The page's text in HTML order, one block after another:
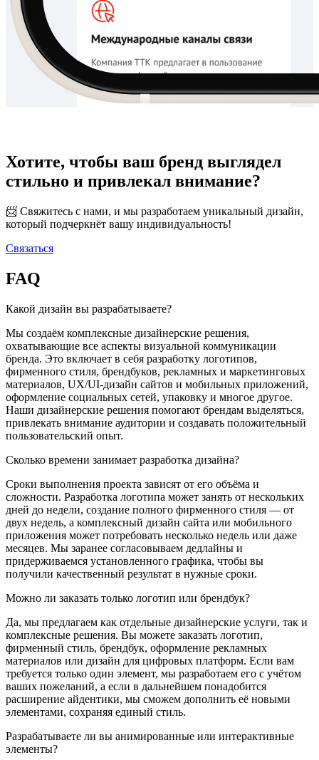
Хотите, чтобы ваш бренд выглядел
стильно и привлекал внимание?
📨 Свяжитесь с нами, и мы разработаем уникальный дизайн,
который подчеркнёт вашу индивидуальность!
Связаться
FAQ
Какой дизайн вы разрабатываете?
Мы создаём комплексные дизайнерские решения,
охватывающие все аспекты визуальной коммуникации
бренда. Это включает в себя разработку логотипов,
фирменного стиля, брендбуков, рекламных и маркетинговых
материалов, UX/UI-дизайн сайтов и мобильных приложений,
оформление социальных сетей, упаковку и многое другое.
Наши дизайнерские решения помогают брендам выделяться,
привлекать внимание аудитории и создавать положительный
пользовательский опыт.
Сколько времени занимает разработка дизайна?
Сроки выполнения проекта зависят от его объёма и
сложности. Разработка логотипа может занять от нескольких
дней до недели, создание полного фирменного стиля — от
двух недель, а комплексный дизайн сайта или мобильного
приложения может потребовать несколько недель или даже
месяцев. Мы заранее согласовываем дедлайны и
придерживаемся установленного графика, чтобы вы
получили качественный результат в нужные сроки.
Можно ли заказать только логотип или брендбук?
Да, мы предлагаем как отдельные дизайнерские услуги, так и
комплексные решения. Вы можете заказать логотип,
фирменный стиль, брендбук, оформление рекламных
материалов или дизайн для цифровых платформ. Если вам
требуется только один элемент, мы разработаем его с учётом
ваших пожеланий, а если в дальнейшем понадобится
расширение айдентики, мы сможем дополнить её новыми
элементами, сохраняя единый стиль.
Разрабатываете ли вы анимированные или интерактивные
элементы?